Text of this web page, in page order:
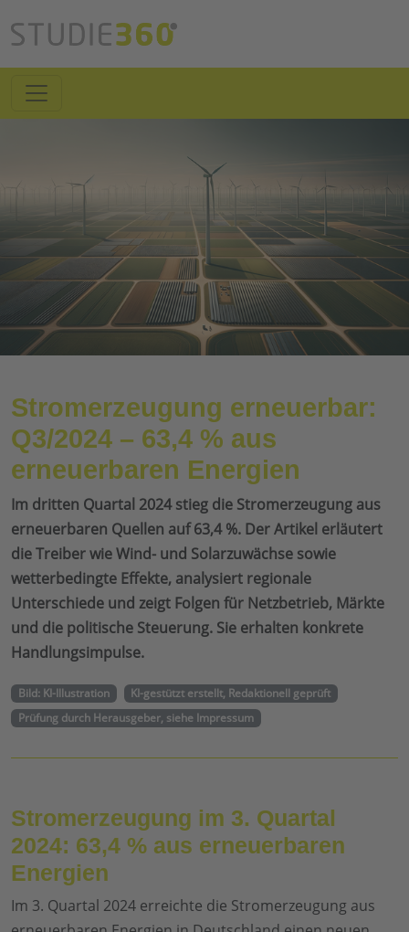
Stromerzeugung erneuerbar:
Q3/2024 – 63,4 % aus
erneuerbaren Energien
Im dritten Quartal 2024 stieg die Stromerzeugung aus
erneuerbaren Quellen auf 63,4 %. Der Artikel erläutert
die Treiber wie Wind- und Solarzuwächse sowie
wetterbedingte Effekte, analysiert regionale
Unterschiede und zeigt Folgen für Netzbetrieb, Märkte
und die politische Steuerung. Sie erhalten konkrete
Handlungsimpulse.
Bild: KI-Illustration
KI-gestützt erstellt, Redaktionell geprüft
Prüfung durch Herausgeber, siehe Impressum
Stromerzeugung im 3. Quartal
2024: 63,4 % aus erneuerbaren
Energien
Im 3. Quartal 2024 erreichte die Stromerzeugung aus